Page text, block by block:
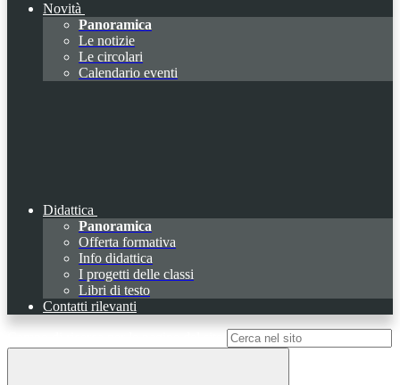
Novità
Panoramica
Le notizie
Le circolari
Calendario eventi
Didattica
Panoramica
Offerta formativa
Info didattica
I progetti delle classi
Libri di testo
Contatti rilevanti